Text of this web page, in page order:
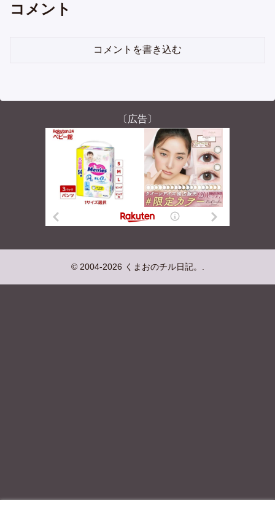
コメント
コメントを書き込む
〔広告〕
© 2004-2026 くまおのチル日記。.